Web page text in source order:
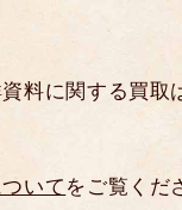
料に関する買取
いて をご覧くだ